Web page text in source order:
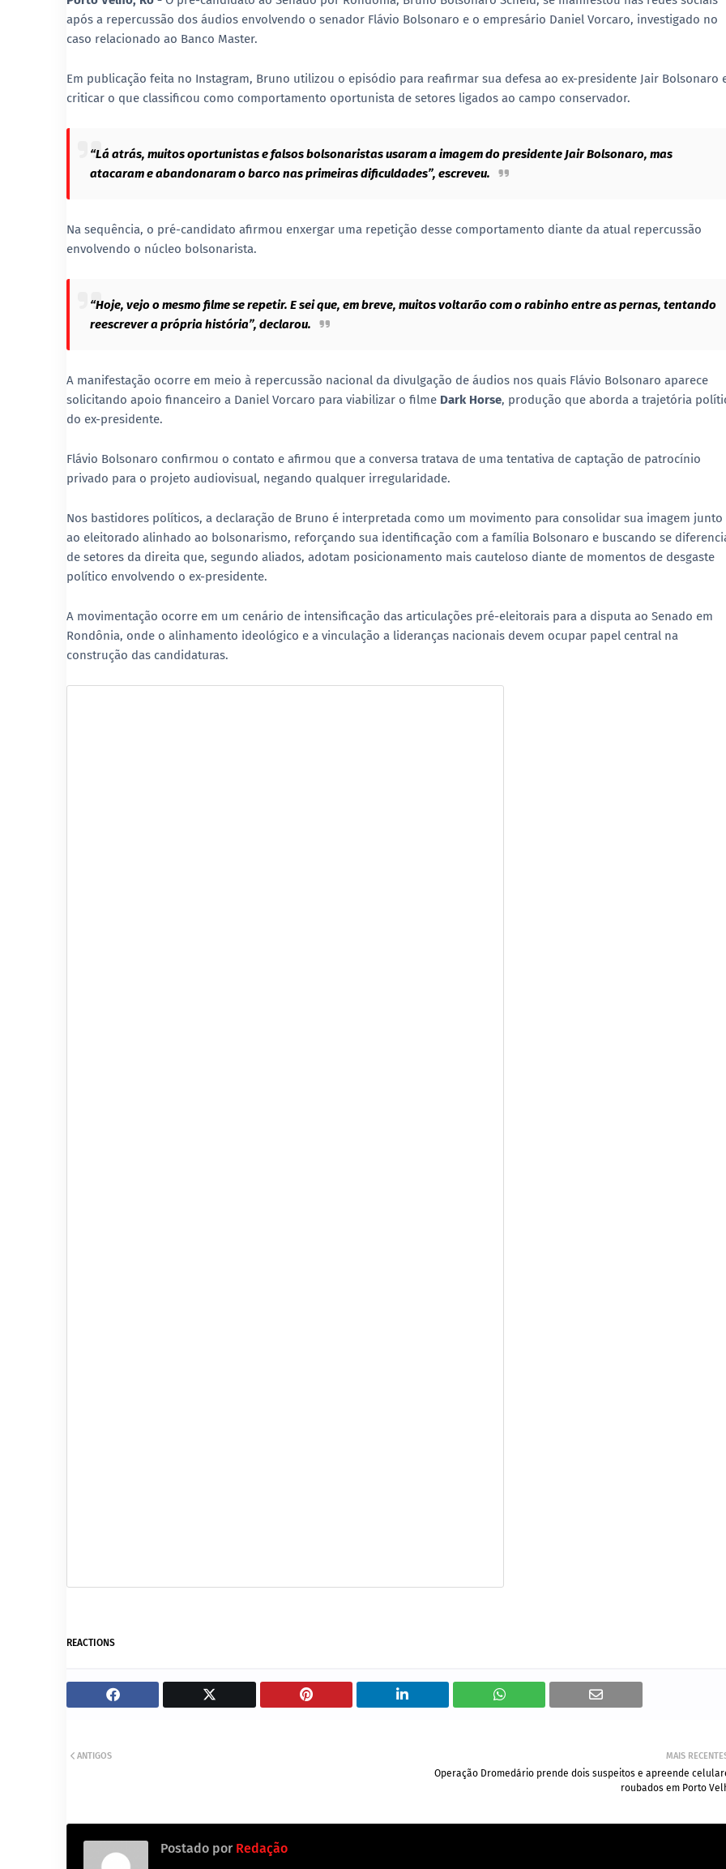
após a repercussão dos áudios envolvendo o senador Flávio Bolsonaro e o empresário Daniel Vorcaro, investigado no
caso relacionado ao Banco Master.
Em publicação feita no Instagram, Bruno utilizou o episódio para reafirmar sua defesa ao ex-presidente Jair Bolsonaro
criticar o que classificou como comportamento oportunista de setores ligados ao campo conservador.
“Lá atrás, muitos oportunistas e falsos bolsonaristas usaram a imagem do presidente Jair Bolsonaro, mas
atacaram e abandonaram o barco nas primeiras dificuldades”, escreveu.
Na sequência, o pré-candidato afirmou enxergar uma repetição desse comportamento diante da atual repercussão
envolvendo o núcleo bolsonarista.
“Hoje, vejo o mesmo filme se repetir. E sei que, em breve, muitos voltarão com o rabinho entre as pernas, tentando
reescrever a própria história”, declarou.
A manifestação ocorre em meio à repercussão nacional da divulgação de áudios nos quais Flávio Bolsonaro aparece
solicitando apoio financeiro a Daniel Vorcaro para viabilizar o filme Dark Horse, produção que aborda a trajetória
do ex-presidente.
Flávio Bolsonaro confirmou o contato e afirmou que a conversa tratava de uma tentativa de captação de patrocínio
privado para o projeto audiovisual, negando qualquer irregularidade.
Nos bastidores políticos, a declaração de Bruno é interpretada como um movimento para consolidar sua imagem junto
ao eleitorado alinhado ao bolsonarismo, reforçando sua identificação com a família Bolsonaro e buscando se
de setores da direita que, segundo aliados, adotam posicionamento mais cauteloso diante de momentos de desgaste
político envolvendo o ex-presidente.
A movimentação ocorre em um cenário de intensificação das articulações pré-eleitorais para a disputa ao Senado em
Rondônia, onde o alinhamento ideológico e a vinculação a lideranças nacionais devem ocupar papel central na
construção das candidaturas.
REACTIONS
MAIS
Operação Dromedário prende dois suspeitos e apreende
roubados em Porto
ANTIGOS
Postado por Redação